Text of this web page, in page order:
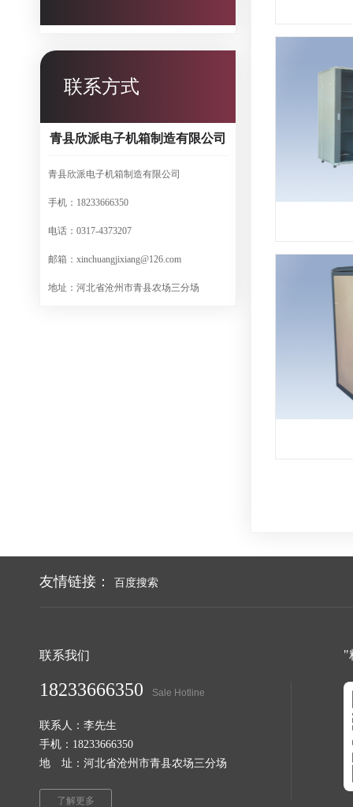
联系方式
青县欣派电子机箱制造有限公司
青县欣派电子机箱制造有限公司
手机：18233666350
电话：0317-4373207
邮箱：xinchuangjixiang@126.com
地址：河北省沧州市青县农场三分场
友情链接： 百度搜索
联系我们
18233666350 Sale Hotline
联系人：李先生
手机：18233666350
地 址：河北省沧州市青县农场三分场
了解更多
"